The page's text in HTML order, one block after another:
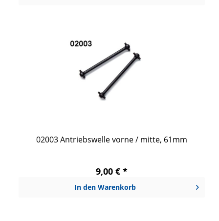
02003 Antriebswelle vorne / mitte, 61mm
9,00 € *
In den Warenkorb